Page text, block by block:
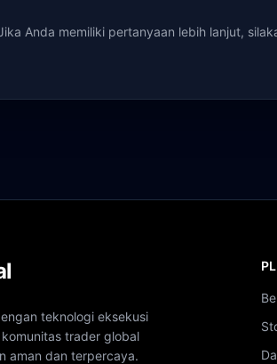
Anda memiliki pertanyaan lebih lanjut,
teknologi eksekusi
trader global
aman dan terpercaya.